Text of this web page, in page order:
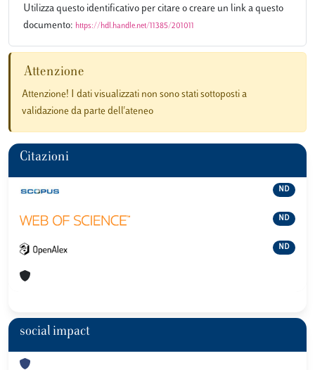
Utilizza questo identificativo per citare o creare un link a questo
documento: https://hdl.handle.net/11385/201011
Attenzione
Attenzione! I dati visualizzati non sono stati sottoposti a
validazione da parte dell'ateneo
Citazioni
ND
ND
ND
social impact